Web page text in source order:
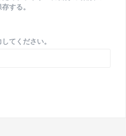
する。
てください。